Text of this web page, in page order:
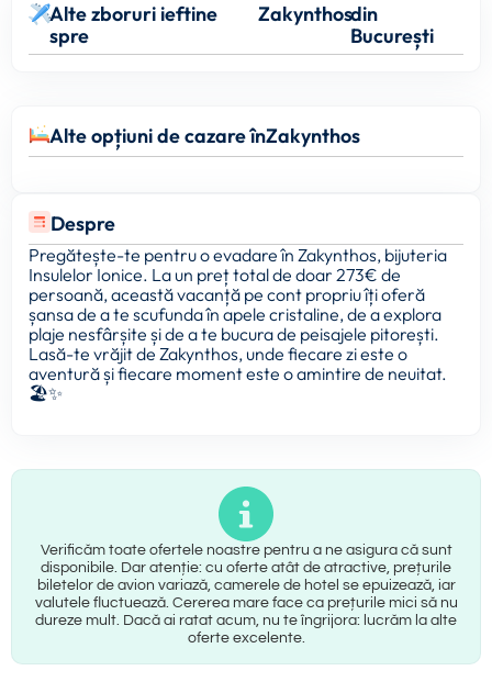
Alte zboruri ieftine
spre
Zakynthosdin
București
Alte opțiuni de cazare înZakynthos
Despre
Pregătește-te pentru o evadare în Zakynthos, bijuteria
Insulelor Ionice. La un preț total de doar 273€ de
persoană, această vacanță pe cont propriu îți oferă
șansa de a te scufunda în apele cristaline, de a explora
plaje nesfârșite și de a te bucura de peisajele pitorești.
Lasă-te vrăjit de Zakynthos, unde fiecare zi este o
aventură și fiecare moment este o amintire de neuitat.
🏖️✨
Verificăm toate ofertele noastre pentru a ne asigura că sunt
disponibile. Dar atenție: cu oferte atât de atractive, prețurile
biletelor de avion variază, camerele de hotel se epuizează, iar
valutele fluctuează. Cererea mare face ca prețurile mici să nu
dureze mult. Dacă ai ratat acum, nu te îngrijora: lucrăm la alte
oferte excelente.